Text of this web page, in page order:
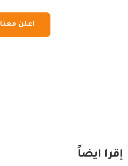
اعلن معنا
إقرا ايضاً